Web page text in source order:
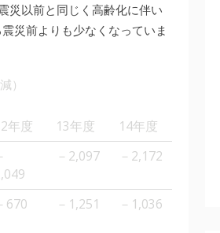
災以前と同じく高齢化に伴い
災前よりも少なくなっていま
）
年度 13年度
14年度
－2,097 －2,172
670 －1,251 －1,036